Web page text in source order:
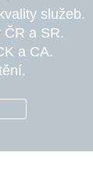
služeb.
a SR.
a CA.